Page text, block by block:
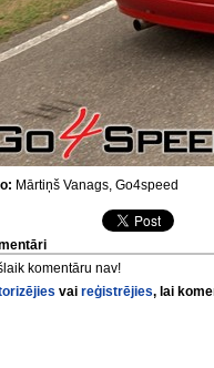
Mārtiņš Vanags, Go4speed
komentāru nav!
vaireģistrējies, lai